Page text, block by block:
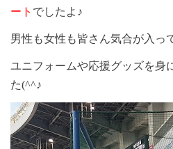
ート でしたよ♪
男性も女性も皆さん気合が入っ
ユニフォームや応援グッズを身
た(^^♪